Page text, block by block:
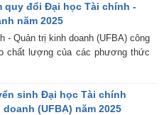
quy đổi Đại học Tài chính -
năm 2025
- Quản trị kinh doanh (UFBA) công
chất lượng của các phương thức
sinh Đại học Tài chính
(UFBA) năm 2025